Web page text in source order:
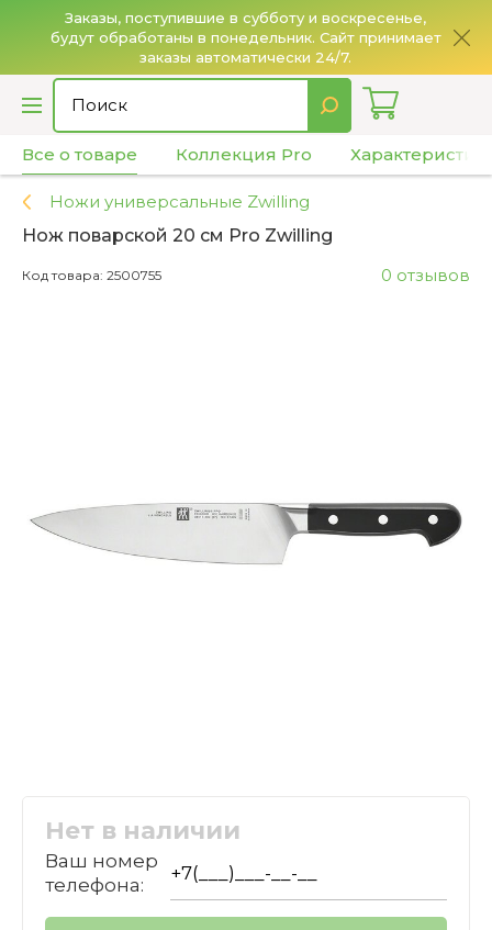
Заказы, поступившие в субботу и воскресенье,
будут обработаны в понедельник. Сайт принимает
заказы автоматически 24/7.
Все о товаре Коллекция Pro
Ножи универсальные Zwilling
Нож поварской 20 см Pro Zwilling
0 отзывов
Код товара: 2500755
Нет в наличии
Ваш номер
телефона: